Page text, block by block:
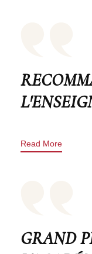
Read More
GRAND